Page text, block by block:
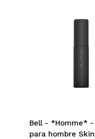
Bell - *Homme* -
para hombre